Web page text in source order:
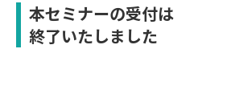
本セミナーの受付は
終了いたしました